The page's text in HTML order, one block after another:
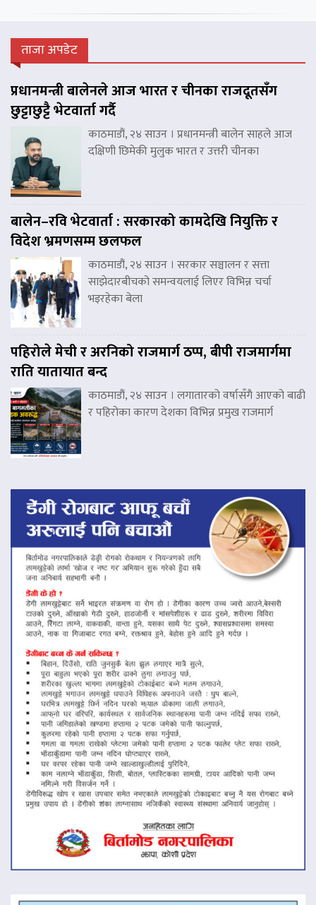
ताजा अपडेट
प्रधानमन्त्री बालेनले आज भारत र चीनका राजदूतसँग
छुट्टाछुट्टै भेटवार्ता गर्दै
काठमाडौं, २४ साउन । प्रधानमन्त्री बालेन साहले आज
दक्षिणी छिमेकी मुलुक भारत र उत्तरी चीनका
बालेन–रवि भेटवार्ता : सरकारको कामदेखि नियुक्ति र
विदेश भ्रमणसम्म छलफल
काठमाडौं, २४ साउन । सरकार सञ्चालन र सत्ता
साझेदारबीचको समन्वयलाई लिएर विभिन्न चर्चा
भइरहेका बेला
पहिरोले मेची र अरनिको राजमार्ग ठप्प, बीपी राजमार्गमा
राति यातायात बन्द
काठमाडौं, २४ साउन । लगातारको वर्षासँगै आएको बाढी
र पहिरोका कारण देशका विभिन्न प्रमुख राजमार्ग